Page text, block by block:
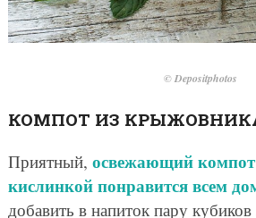
© Depositphotos
КОМПОТ ИЗ
Приятный, освежающий компот
кислинкой понравится всем
добавить в напиток пару